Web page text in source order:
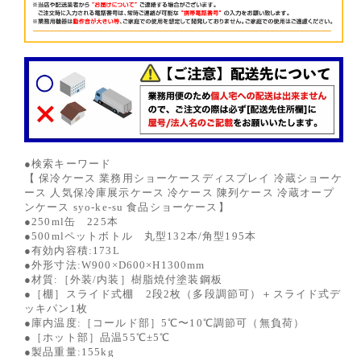
●検索キーワード
【 保冷ケース 業務用ショーケースディスプレイ 冷蔵ショーケ
ース 人気保冷庫展示ケース 冷ケース 陳列ケース 冷蔵オープ
ンケース syo-ke-su 食品ショーケース】
●250ml缶 225本
●500mlペットボトル 丸型132本/角型195本
●有効内容積:173L
●外形寸法:W900×D600×H1300mm
●材質:［外装/内装］樹脂焼付塗装鋼板
●［棚］スライド式棚 2段2枚（多段調節可）＋スライド式デ
ッキパン1枚
●庫内温度:［コールド部］5℃〜10℃調節可（無負荷）
●［ホット部］品温55℃±5℃
●製品重量:155kg